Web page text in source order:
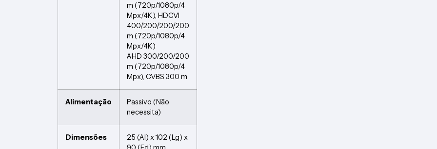
m (720p/1080p/4
Mpx/4K), HDCVI
400/200/200/200
m (720p/1080p/4
Mpx/4K)
AHD 300/200/200
m (720p/1080p/4
Mpx), CVBS 300 m
Alimentação
Passivo (Não
necessita)
Dimensões
25 (Al) x 102 (Lg) x